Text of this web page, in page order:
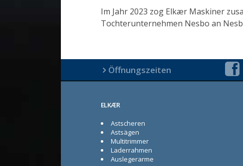
Im Jahr 2023 zog Elkær Maskiner
Tochterunternehmen Nesbo an
Öffnungszeiten
ELKÆR
Astscheren
Astsägen
Multitrimmer
Laderrahmen
Auslegerarme